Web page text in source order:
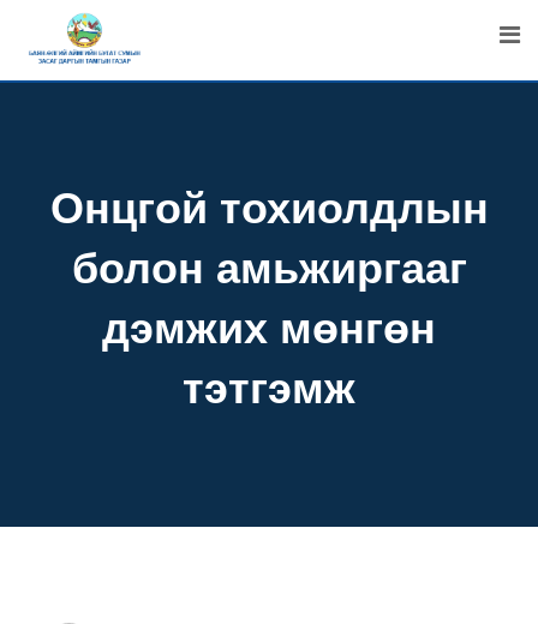
content
Онцгой тохиолдлын
болон амьжиргааг
дэмжих мөнгөн
тэтгэмж